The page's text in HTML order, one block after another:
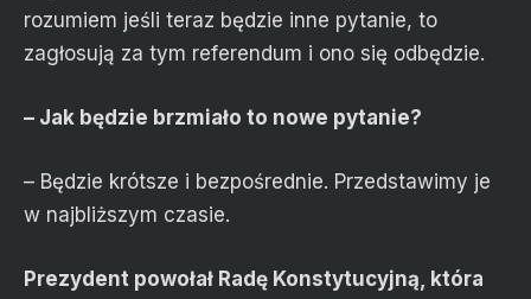
rozumiem jeśli teraz będzie inne pytanie, to
zagłosują za tym referendum i ono się odbędzie.
– Jak będzie brzmiało to nowe pytanie?
– Będzie krótsze i bezpośrednie. Przedstawimy je
w najbliższym czasie.
Prezydent powołał Radę Konstytucyjną, która